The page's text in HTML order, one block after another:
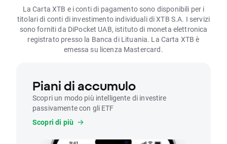
La Carta XTB e i conti di pagamento sono disponibili per i
titolari di conti di investimento individuali di XTB S.A. I servizi
sono forniti da DiPocket UAB, istituto di moneta elettronica
registrato presso la Banca di Lituania. La Carta XTB è
emessa su licenza Mastercard.
Piani di accumulo
Scopri un modo più intelligente di investire
passivamente con gli ETF
Scopri di più